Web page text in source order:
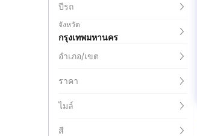
ปีรถ
จังหวัด
กรุงเทพมหานคร
อำเภอ/เขต
ราคา
ไมล์
สี